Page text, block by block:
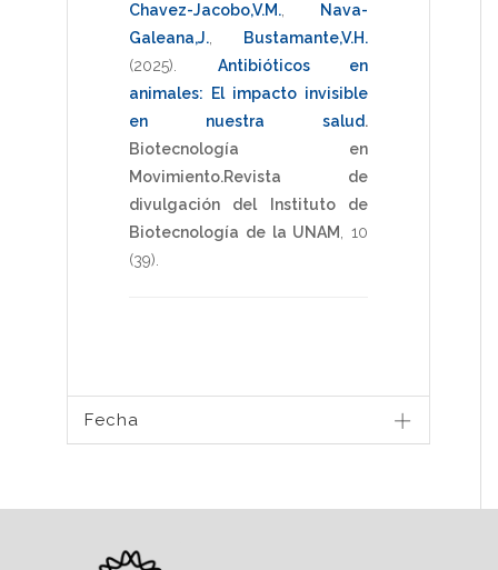
Chavez-Jacobo,V.M.
Nava-
Galeana,J.
Bustamante,V.H.
(2025)
Antibióticos en
animales: El impacto invisible
en nuestra salud.
Biotecnología en
Movimiento.Revista de
divulgación del Instituto de
Biotecnología de la UNAM
10
(39).
Fecha